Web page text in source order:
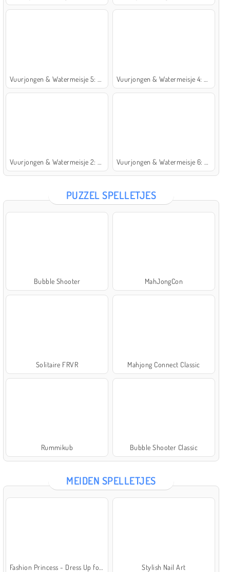
PUZZEL SPELLETJES
Bubble Shooter MahJongCon
Solitaire FRVR Mahjong Connect Classic
Rummikub Bubble Shooter Classic
MEIDEN SPELLETJES
Stylish Nail Art